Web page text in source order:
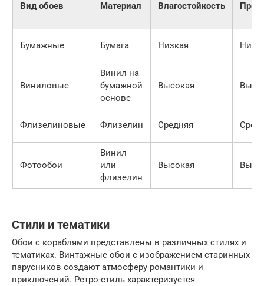
Вид обоев Материал Влагостойкость
Бумажные Бумага Низкая
Виниловые
Винил на
бумажной
основе
Высокая
Флизелиновые Флизелин Средняя
Фотообои
Винил
или
флизелин
Высокая
Стили и тематики
Обои с кораблями представлены в различных стилях и
тематиках. Винтажные обои с изображением старинных
парусников создают атмосферу романтики и
приключений. Ретро-стиль характеризуется